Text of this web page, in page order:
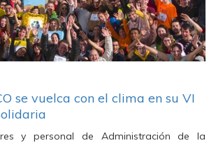
se vuelca con el clima en su VI
y personal de Administración de la